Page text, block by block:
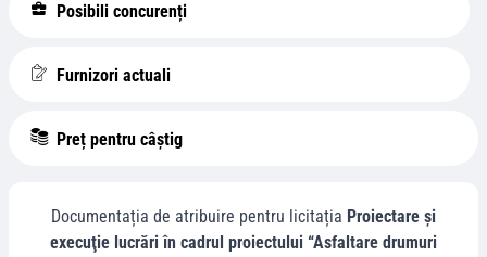
Posibili concurenți
Furnizori actuali
Preț pentru câștig
Documentația de atribuire pentru licitația Proiectare şi
execuţie lucrări în cadrul proiectului “Asfaltare drumuri